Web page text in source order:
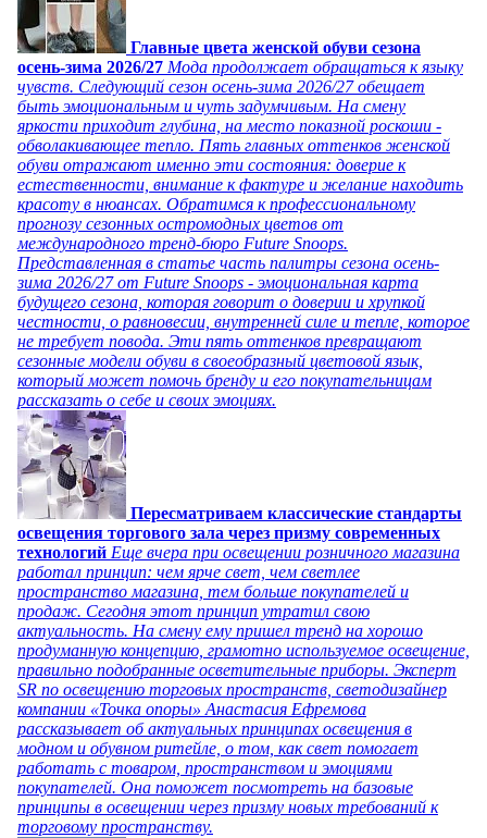
Главные цвета женской обуви сезона
осень-зима 2026/27 Мода продолжает обращаться к языку
чувств. Следующий сезон осень-зима 2026/27 обещает
быть эмоциональным и чуть задумчивым. На смену
яркости приходит глубина, на место показной роскоши -
обволакивающее тепло. Пять главных оттенков женской
обуви отражают именно эти состояния: доверие к
естественности, внимание к фактуре и желание находить
красоту в нюансах. Обратимся к профессиональному
прогнозу сезонных остромодных цветов от
международного тренд-бюро Future Snoops.
Представленная в статье часть палитры сезона осень-
зима 2026/27 от Future Snoops - эмоциональная карта
будущего сезона, которая говорит о доверии и хрупкой
честности, о равновесии, внутренней силе и тепле, которое
не требует повода. Эти пять оттенков превращают
сезонные модели обуви в своеобразный цветовой язык,
который может помочь бренду и его покупательницам
рассказать о себе и своих эмоциях.
Пересматриваем классические стандарты
освещения торгового зала через призму современных
технологий Еще вчера при освещении розничного магазина
работал принцип: чем ярче свет, чем светлее
пространство магазина, тем больше покупателей и
продаж. Сегодня этот принцип утратил свою
актуальность. На смену ему пришел тренд на хорошо
продуманную концепцию, грамотно используемое освещение,
правильно подобранные осветительные приборы. Эксперт
SR по освещению торговых пространств, светодизайнер
компании «Точка опоры» Анастасия Ефремова
рассказывает об актуальных принципах освещения в
модном и обувном ритейле, о том, как свет помогает
работать с товаром, пространством и эмоциями
покупателей. Она поможет посмотреть на базовые
принципы в освещении через призму новых требований к
торговому пространству.